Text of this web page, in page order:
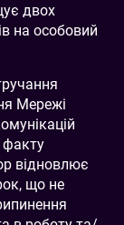
двох
на особовий
Мережі
факту
відновлює
що не